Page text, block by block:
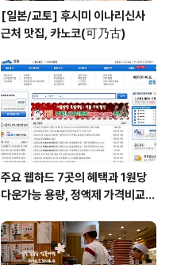
[일본/교토] 후시미 이나리신사
근처 맛집, 카노코(可乃古)
주요 웹하드 7곳의 혜택과 1원당
다운가능 용량, 정액제 가격비교